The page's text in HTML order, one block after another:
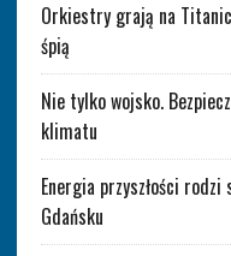
Orkiestry grają na
śpią
Nie tylko wojsko.
klimatu
Energia przyszłości rodzi
Gdańsku